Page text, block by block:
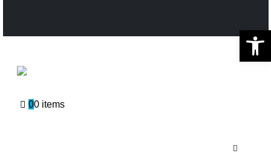
00 items